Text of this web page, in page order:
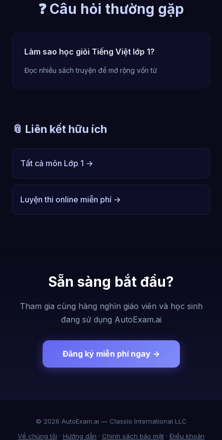
❓ Câu hỏi thường gặp
Làm sao học giỏi Tiếng Việt lớp 1?
Đọc nhiều sách truyện để mở rộng vốn từ
📎 Liên kết hữu ích
Tất cả môn Lớp 1 →
Luyện thi online miễn phí →
Sẵn sàng bắt đầu?
Tham gia cùng hàng nghìn giáo viên và học sinh
đang sử dụng AutoExam.ai
Đăng ký miễn phí ngay →
© 2026 AutoExam.ai — Classio International LLC
Về chúng tôi · Hướng dẫn · Chính sách bảo mật· Điều khoản